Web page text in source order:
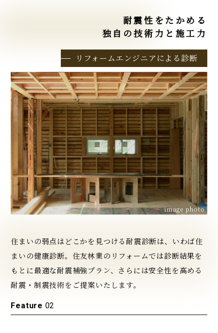
耐震性をたかめる
独自の技術力と施工力
リフォームエンジニアによる診断
image photo
住まいの弱点はどこかを見つける耐震診断は、いわば住
まいの健康診断。住友林業のリフォームでは診断結果を
もとに最適な耐震補強プラン、さらには安全性を高める
耐震・制震技術をご提案いたします。
Feature 02